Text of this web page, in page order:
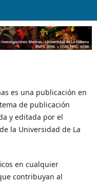
es una publicación en
de publicación
y editada por el
la Universidad de La
en cualquier
contribuyan al